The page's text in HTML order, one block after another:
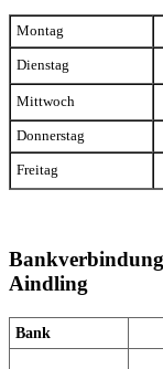
Montag
Dienstag
Mittwoch
Donnerstag
Freitag
Aindling
Bank